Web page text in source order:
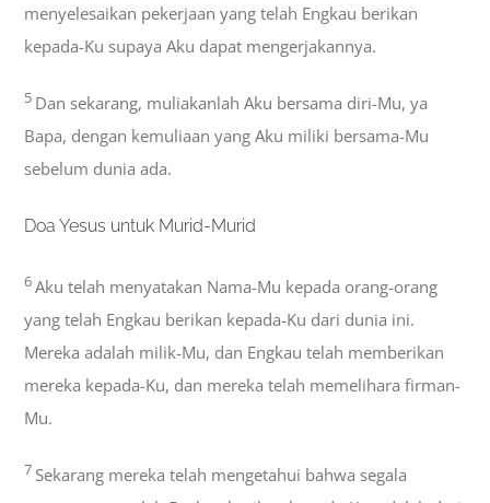
menyelesaikan pekerjaan yang telah Engkau berikan
kepada-Ku supaya Aku dapat mengerjakannya.
5 Dan sekarang, muliakanlah Aku bersama diri-Mu, ya
Bapa, dengan kemuliaan yang Aku miliki bersama-Mu
sebelum dunia ada.
Doa Yesus untuk Murid-Murid
6Aku telah menyatakan Nama-Mu kepada orang-orang
yang telah Engkau berikan kepada-Ku dari dunia ini.
Mereka adalah milik-Mu, dan Engkau telah memberikan
mereka kepada-Ku, dan mereka telah memelihara firman-
Mu.
7 Sekarang mereka telah mengetahui bahwa segala